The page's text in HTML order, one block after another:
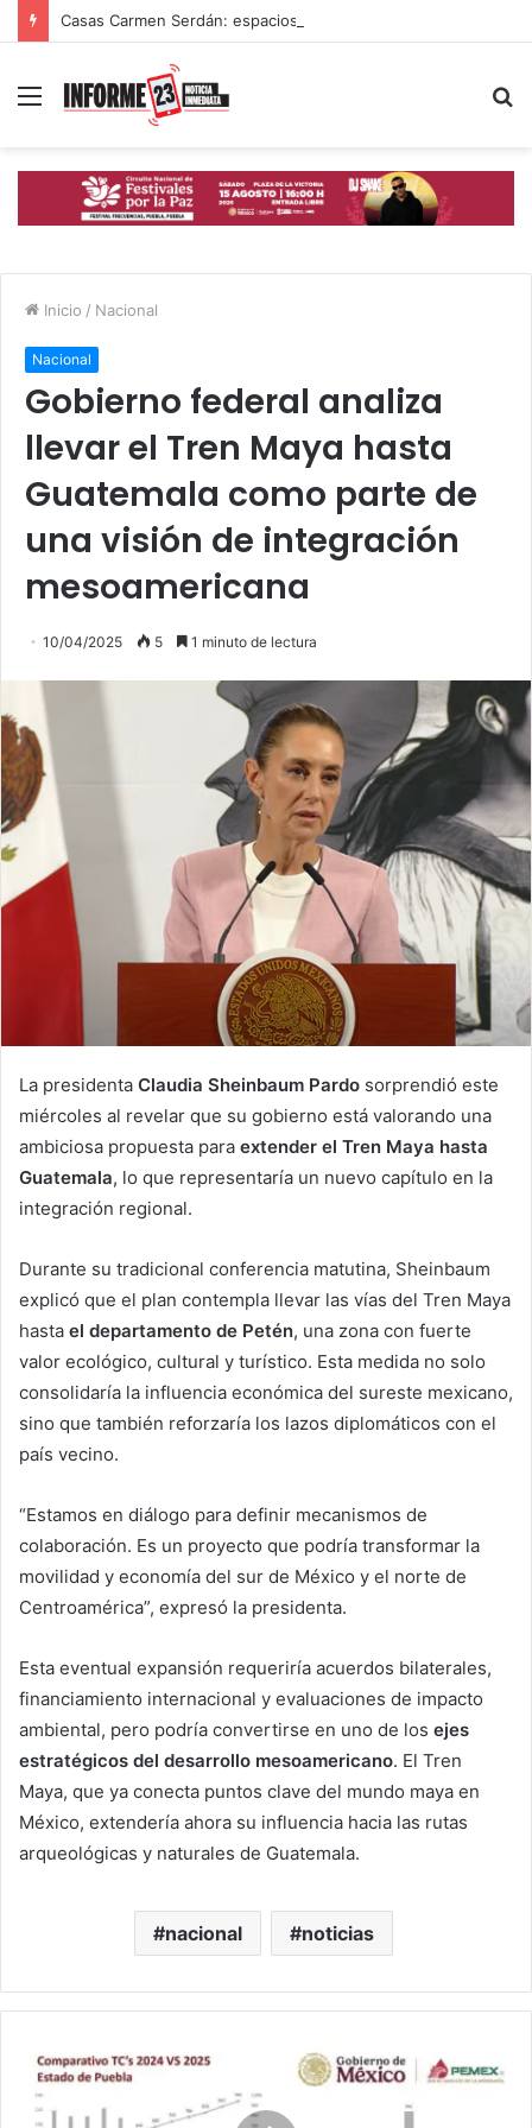
Menú
Inicio / Nacional
Nacional
Gobierno federal analiza
llevar el Tren Maya hasta
Guatemala como parte de
una visión de integración
mesoamericana
10/04/2025 5 1 minuto de lectura
La presidenta Claudia Sheinbaum Pardo sorprendió este
miércoles al revelar que su gobierno está valorando una
ambiciosa propuesta para extender el Tren Maya hasta
Guatemala, lo que representaría un nuevo capítulo en la
integración regional.
Durante su tradicional conferencia matutina, Sheinbaum
explicó que el plan contempla llevar las vías del Tren Maya
hasta el departamento de Petén, una zona con fuerte
valor ecológico, cultural y turístico. Esta medida no solo
consolidaría la influencia económica del sureste mexicano,
sino que también reforzaría los lazos diplomáticos con el
país vecino.
“Estamos en diálogo para definir mecanismos de
colaboración. Es un proyecto que podría transformar la
movilidad y economía del sur de México y el norte de
Centroamérica”, expresó la presidenta.
Esta eventual expansión requeriría acuerdos bilaterales,
financiamiento internacional y evaluaciones de impacto
ambiental, pero podría convertirse en uno de los ejes
estratégicos del desarrollo mesoamericano. El Tren
Maya, que ya conecta puntos clave del mundo maya en
México, extendería ahora su influencia hacia las rutas
arqueológicas y naturales de Guatemala.
nacional noticias